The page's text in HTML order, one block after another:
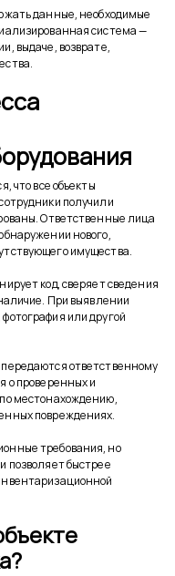
данные, необходимые
система —
выдаче, возврате,
что все объекты
получили
Ответственные лица
нового,
имущества.
код, сверяет сведения
При выявлении
или другой
ответственному
о проверенных и
местонахождению,
повреждениях.
требования, но
позволяет быстрее